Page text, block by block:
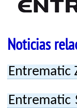
Noticias
Entrematic
Entrematic